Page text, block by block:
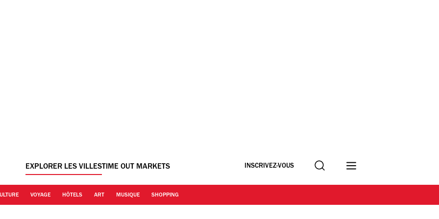
EXPLORER LES VILLESTIME OUT MARKETS INSCRIVEZ-VOUS Recherche
VOYAGE HÔTELS ART MUSIQUE SHOPPING